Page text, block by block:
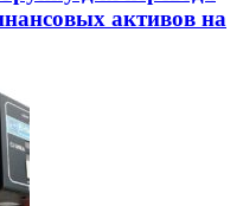
активов на